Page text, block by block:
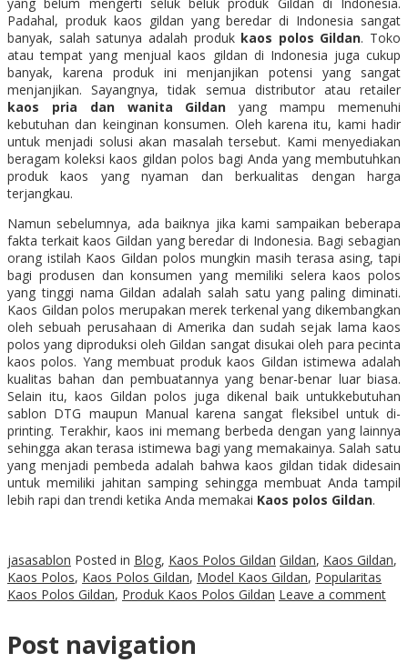
Padahal, produk kaos gildan yang beredar di Indonesia sangat
banyak, salah satunya adalah produk kaos polos Gildan. Toko
atau tempat yang menjual kaos gildan di Indonesia juga cukup
banyak, karena produk ini menjanjikan potensi yang sangat
menjanjikan. Sayangnya, tidak semua distributor atau retailer
kaos pria dan wanita Gildan yang mampu memenuhi
kebutuhan dan keinginan konsumen. Oleh karena itu, kami hadir
untuk menjadi solusi akan masalah tersebut. Kami menyediakan
beragam koleksi kaos gildan polos bagi Anda yang membutuhkan
produk kaos yang nyaman dan berkualitas dengan harga
terjangkau.
Namun sebelumnya, ada baiknya jika kami sampaikan beberapa
fakta terkait kaos Gildan yang beredar di Indonesia. Bagi sebagian
orang istilah Kaos Gildan polos mungkin masih terasa asing, tapi
bagi produsen dan konsumen yang memiliki selera kaos polos
yang tinggi nama Gildan adalah salah satu yang paling diminati.
Kaos Gildan polos merupakan merek terkenal yang dikembangkan
oleh sebuah perusahaan di Amerika dan sudah sejak lama kaos
polos yang diproduksi oleh Gildan sangat disukai oleh para pecinta
kaos polos. Yang membuat produk kaos Gildan istimewa adalah
kualitas bahan dan pembuatannya yang benar-benar luar biasa.
Selain itu, kaos Gildan polos juga dikenal baik untukkebutuhan
sablon DTG maupun Manual karena sangat fleksibel untuk di-
printing. Terakhir, kaos ini memang berbeda dengan yang lainnya
sehingga akan terasa istimewa bagi yang memakainya. Salah satu
yang menjadi pembeda adalah bahwa kaos gildan tidak didesain
untuk memiliki jahitan samping sehingga membuat Anda tampil
lebih rapi dan trendi ketika Anda memakai Kaos polos Gildan.
jasasablon Posted in Blog, Kaos Polos Gildan Gildan, Kaos Gildan,
Kaos Polos, Kaos Polos Gildan, Model Kaos Gildan, Popularitas
Kaos Polos Gildan, Produk Kaos Polos Gildan Leave a comment
Post navigation